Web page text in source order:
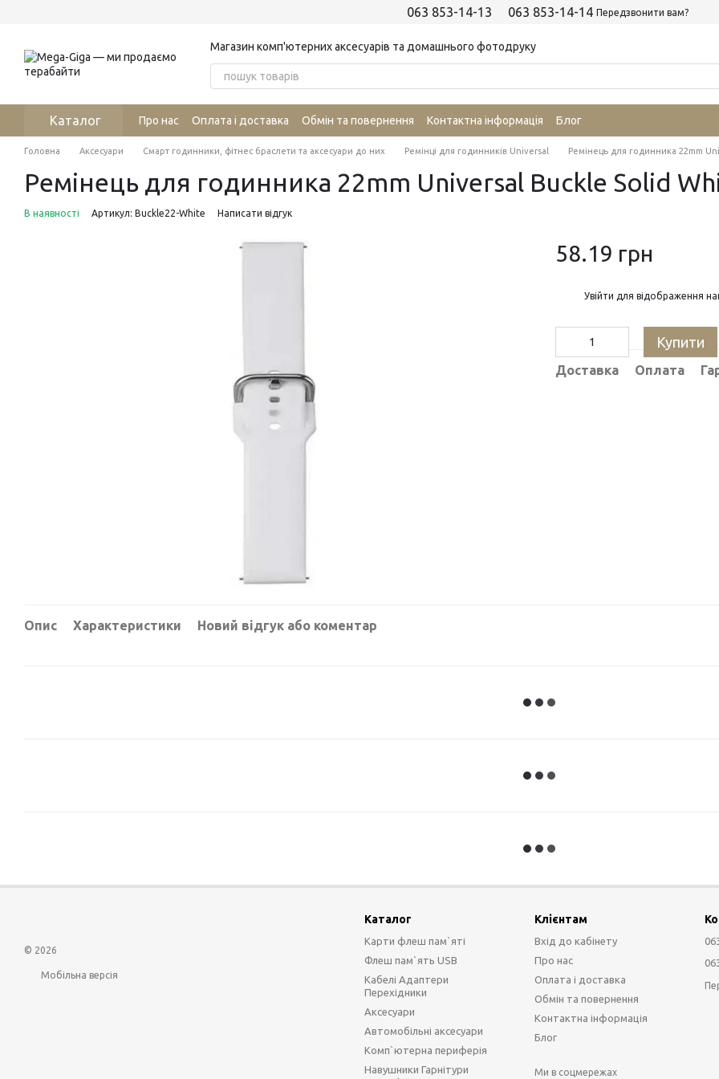
063 853-14-13 063 853-14-14 Передзвонити вам?
Магазин комп'ютерних аксесуарів та домашнього фотодруку
Каталог Про нас Оплата і доставка Обмін та повернення Контактна інформація Блог
Головна Аксесуари Смарт годинники, фітнес браслети та аксесуари до них Ремінці для годинників Universal Ремінець для годинника 22mm
Ремінець для годинника 22mm Universal Buckle Solid
В наявності Артикул: Buckle22-White Написати відгук
58.19 грн
Увійти для відображення
Купити
Доставка Оплата
Опис Характеристики Новий відгук або коментар
© 2026
Мобільна версія
Каталог
Карти флеш пам`яті
Флеш пам`ять USB
Кабелі Адаптери
Перехідники
Аксесуари
Автомобільні аксесуари
Комп`ютерна периферія
Навушники Гарнітури
Клієнтам
Вхід до кабінету
Про нас
Оплата і доставка
Обмін та повернення
Контактна інформація
Блог
Ми в соцмережах